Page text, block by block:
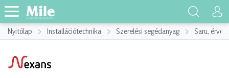
Nyitólap Installációtechnika Szerelési segédanyag Saru,